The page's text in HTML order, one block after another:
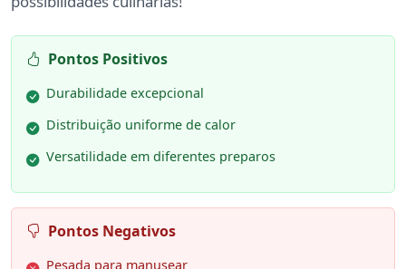
Pontos Positivos
Durabilidade excepcional
Distribuição uniforme de calor
Versatilidade em diferentes preparos
Pontos Negativos
Pesada para manusear